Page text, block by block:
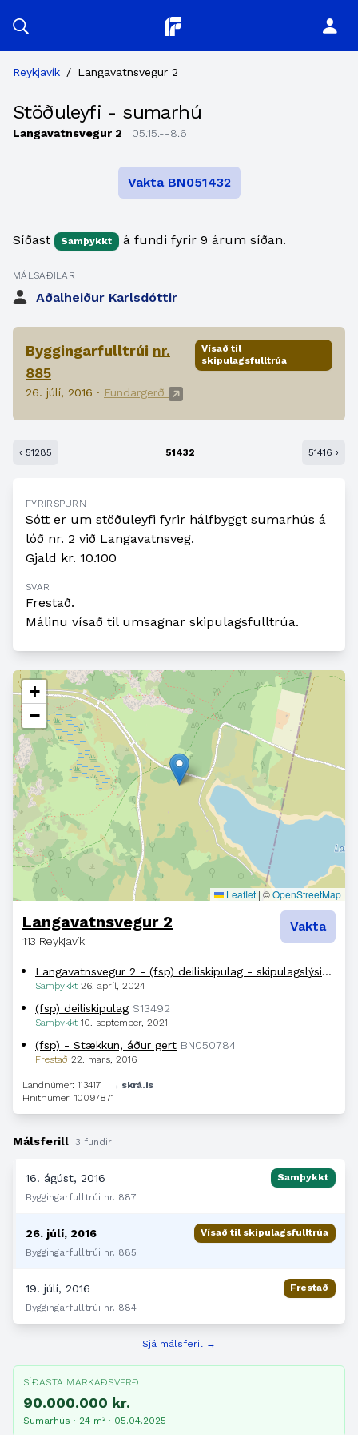
Planitor
Reykjavík / Langavatnsvegur 2
Stöðuleyfi - sumarhú
Langavatnsvegur 2 05.15.--8.6
Vakta BN051432
Síðast Samþykkt á fundi fyrir 9 árum síðan.
MÁLSAÐILAR
Aðalheiður Karlsdóttir
Byggingarfulltrúi nr.
885
26. júlí, 2016 · Fundargerð
Vísað til
skipulagsfulltrúa
‹ 51285 51432 51416 ›
FYRIRSPURN
Sótt er um stöðuleyfi fyrir hálfbyggt sumarhús á
lóð nr. 2 við Langavatnsveg.
Gjald kr. 10.100
SVAR
Frestað.
Málinu vísað til umsagnar skipulagsfulltrúa.
+
−
Leaflet | ©OpenStreetMap
Langavatnsvegur 2
113 Reykjavík
Vakta
Langavatnsvegur 2 - (fsp) deiliskipulag - skipulagslýsing
Samþykkt 26. apríl, 2024
(fsp) deiliskipulag S13492
Samþykkt 10. september, 2021
(fsp) - Stækkun, áður gert BN050784
Frestað 22. mars, 2016
Landnúmer: 113417
→ skrá.is
Hnitnúmer: 10097871
Málsferill 3 fundir
16. ágúst, 2016
Samþykkt
Byggingarfulltrúi nr. 887
26. júlí, 2016
Vísað til skipulagsfulltrúa
Byggingarfulltrúi nr. 885
19. júlí, 2016
Frestað
Byggingarfulltrúi nr. 884
Sjá málsferil →
SÍÐASTA MARKAÐSVERÐ
90.000.000 kr.
Sumarhús · 24 m² · 05.04.2025